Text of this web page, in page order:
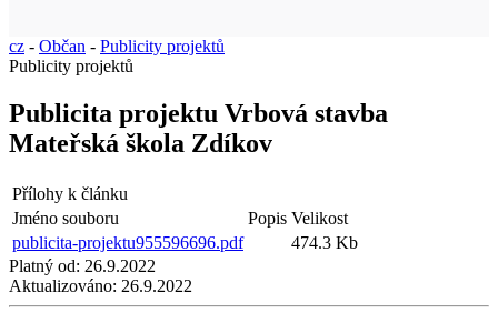
cz - Občan - Publicity projektů
Publicity projektů
Publicita projektu Vrbová stavba
Mateřská škola Zdíkov
Přílohy k článku
Jméno souboru
Popis Velikost
publicita-projektu955596696.pdf
474.3 Kb
Platný od: 26.9.2022
Aktualizováno: 26.9.2022